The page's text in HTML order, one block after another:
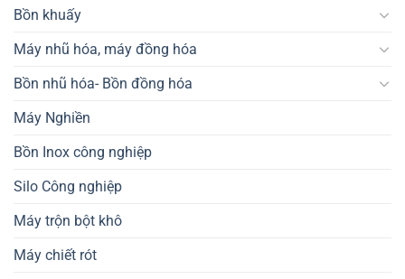
Bồn khuấy
Máy nhũ hóa, máy đồng hóa
Bồn nhũ hóa- Bồn đồng hóa
Máy Nghiền
Bồn Inox công nghiệp
Silo Công nghiệp
Máy trộn bột khô
Máy chiết rót